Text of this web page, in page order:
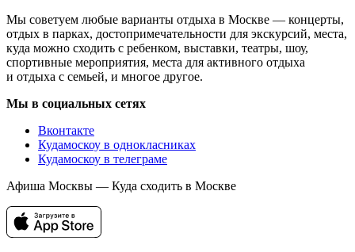
Мы советуем любые варианты отдыха в Москве — концерты,
отдых в парках, достопримечательности для экскурсий, места,
куда можно сходить с ребенком, выставки, театры, шоу,
спортивные мероприятия, места для активного отдыха
и отдыха с семьей, и многое другое.
Мы в социальных сетях
Вконтакте
Кудамоскоу в однокласниках
Кудамоскоу в телеграме
Афиша Москвы — Куда сходить в Москве